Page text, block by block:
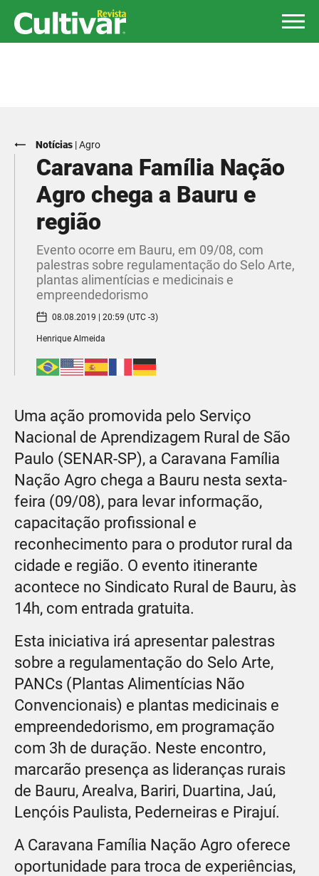
Notícias |Agro
Caravana Família Nação
Agro chega a Bauru e
região
Evento ocorre em Bauru, em 09/08, com
palestras sobre regulamentação do Selo Arte,
plantas alimentícias e medicinais e
empreendedorismo
08.08.2019 | 20:59 (UTC -3)
Henrique Almeida
Uma ação promovida pelo Serviço
Nacional de Aprendizagem Rural de São
Paulo (SENAR-SP), a Caravana Família
Nação Agro chega a Bauru nesta sexta-
feira (09/08), para levar informação,
capacitação profissional e
reconhecimento para o produtor rural da
cidade e região. O evento itinerante
acontece no Sindicato Rural de Bauru, às
14h, com entrada gratuita.
Esta iniciativa irá apresentar palestras
sobre a regulamentação do Selo Arte,
PANCs (Plantas Alimentícias Não
Convencionais) e plantas medicinais e
empreendedorismo, em programação
com 3h de duração. Neste encontro,
marcarão presença as lideranças rurais
de Bauru, Arealva, Bariri, Duartina, Jaú,
Lençóis Paulista, Pederneiras e Pirajuí.
A Caravana Família Nação Agro oferece
oportunidade para troca de experiências,